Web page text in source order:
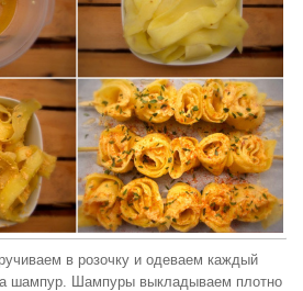
в розочку и одеваем каждый
шампур. Шампуры выкладываем плотно